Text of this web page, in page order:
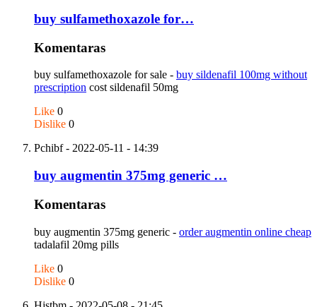
buy sulfamethoxazole for…
Komentaras
buy sulfamethoxazole for sale - buy sildenafil 100mg without
prescription cost sildenafil 50mg
Like 0
Dislike 0
Pchibf- 2022-05-11 - 14:39
buy augmentin 375mg generic …
Komentaras
buy augmentin 375mg generic - order augmentin online cheap
tadalafil 20mg pills
Like 0
Dislike 0